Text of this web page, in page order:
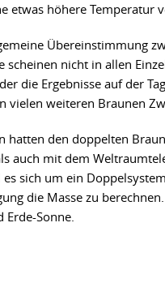
etwas höhere Temperatur
Übereinstimmung
scheinen nicht in allen
die Ergebnisse auf der
vielen weiteren Braunen
hatten den doppelten
auch mit dem
sich um ein
die Masse zu
Erde-Sonne.